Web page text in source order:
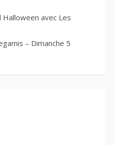
Halloween avec Les
– Dimanche 5